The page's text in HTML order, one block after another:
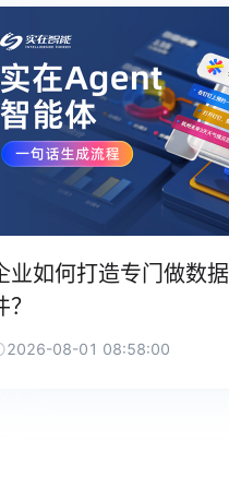
业如何打造专门做数
？
2026-08-01 08:58:00